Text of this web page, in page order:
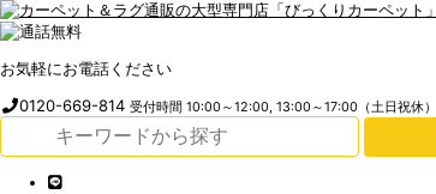
お気軽にお電話ください
0120-669-814受付時間 10:00～12:00, 13:00～17:00（土日祝休）